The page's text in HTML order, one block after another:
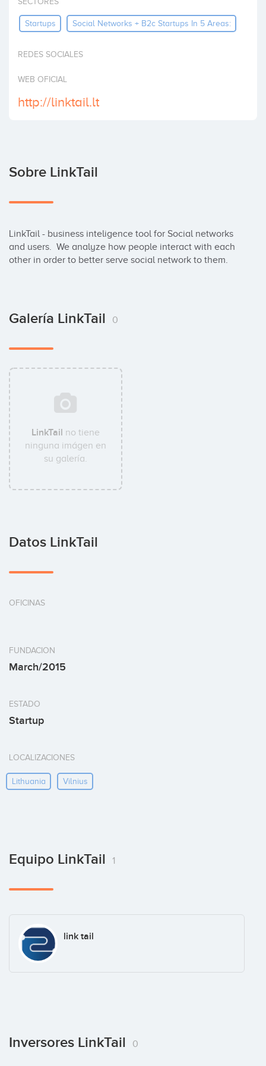
Startups Social Networks + B2c Startups In 5 Areas:
REDES SOCIALES
WEB OFICIAL
http://linktail.lt
Sobre LinkTail
LinkTail - business inteligence tool for Social networks
and users.  We analyze how people interact with each
other in order to better serve social network to them.
Galería LinkTail 0
LinkTail no tiene
ninguna imágen en
su galería.
Datos LinkTail
OFICINAS
FUNDACION
March/2015
ESTADO
Startup
LOCALIZACIONES
Lithuania Vilnius
Equipo LinkTail 1
link tail
Inversores LinkTail 0